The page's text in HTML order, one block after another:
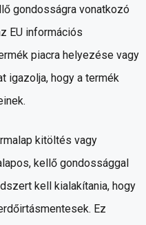
gondosságra vonatkozó
EU információs
piacra helyezése vagy
igazolja, hogy a termék
kitöltés vagy
kellő gondossággal
kell kialakítania, hogy
Ez